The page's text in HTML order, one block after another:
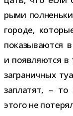
рыми
городе,
пока­зы­ва­ются
и появ­ля­ются в
загра­нич­ных
запла­тят, –
этого не